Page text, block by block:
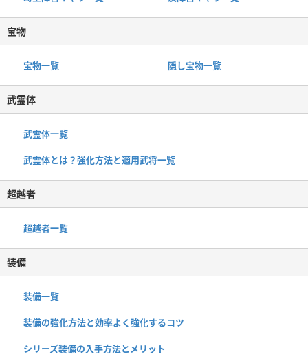
宝物
宝物一覧 隠し宝物一覧
武霊体
武霊体一覧
武霊体とは？強化方法と適用武将一覧
超越者
超越者一覧
装備
装備一覧
装備の強化方法と効率よく強化するコツ
シリーズ装備の入手方法とメリット